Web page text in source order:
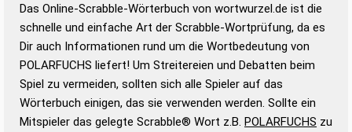
Wortwurzel liefert mit Hilfe eines semantischen
Wortanalyse-Algorithmus gute Anhaltspunkte zu
Wortbedeutung, Worttrennung und Wortform, um die
Gültigkeit eines Wortes für das Scrabble-Spiel zu
bestimmen! zugelassene Turnier Scrabble-
Wörterbücher sind:
Das Online-Scrabble-Wörterbuch von wortwurzel.de ist die
schnelle und einfache Art der Scrabble-Wortprüfung, da es
Dir auch Informationen rund um die Wortbedeutung von
POLARFUCHS liefert! Um Streitereien und Debatten beim
Spiel zu vermeiden, sollten sich alle Spieler auf das
Wörterbuch einigen, das sie verwenden werden. Sollte ein
Mitspieler das gelegte Scrabble® Wort z.B. POLARFUCHS zu